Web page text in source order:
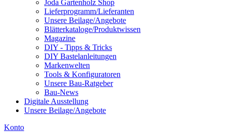
Joda Gartenholz Shop
Lieferprogramm/Lieferanten
Unsere Beilage/Angebote
Blätterkataloge/Produktwissen
Magazine
DIY - Tipps & Tricks
DIY Bastelanleitungen
Markenwelten
Tools & Konfiguratoren
Unsere Bau-Ratgeber
Bau-News
Digitale Ausstellung
Unsere Beilage/Angebote
Konto